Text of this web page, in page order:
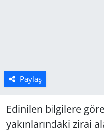
Paylaş
Edinilen bilgilere
yakınlarındaki zirai